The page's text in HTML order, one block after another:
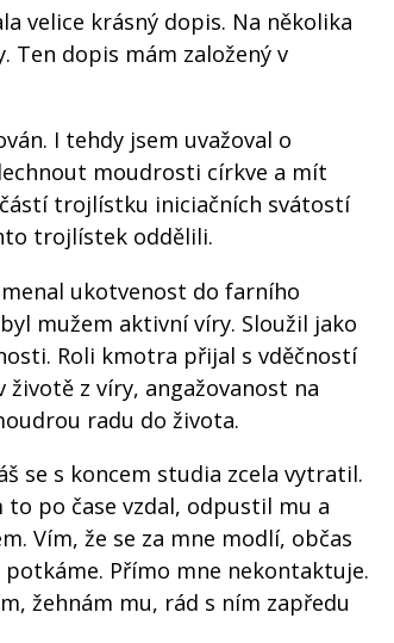
velice krásný dopis. Na několika
Ten dopis mám založený v
I tehdy jsem uvažoval o
moudrosti církve a mít
trojlístku iniciačních svátostí
trojlístek oddělili.
ukotvenost do farního
mužem aktivní víry. Sloužil jako
Roli kmotra přijal s vděčností
z víry, angažovanost na
radu do života.
se s koncem studia zcela vytratil.
po čase vzdal, odpustil mu a
Vím, že se za mne modlí, občas
Přímo mne nekontaktuje.
žehnám mu, rád s ním zapředu